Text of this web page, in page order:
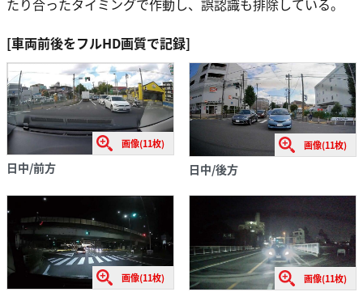
たり合ったタイミングで作動し、誤認識も排除している。
[車両前後をフルHD画質で記録]
画像(11枚)
日中/前方
画像(11枚)
日中/後方
画像(11枚) 画像(11枚)